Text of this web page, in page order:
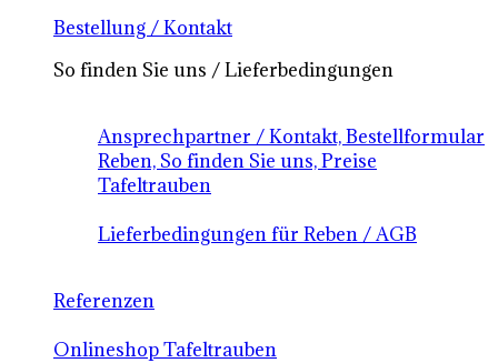
Bestellung / Kontakt
So finden Sie uns / Lieferbedingungen
Ansprechpartner / Kontakt, Bestellformular
Reben, So finden Sie uns, Preise
Tafeltrauben
Lieferbedingungen für Reben / AGB
Referenzen
Onlineshop Tafeltrauben